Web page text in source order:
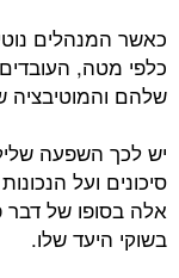
כאשר המנהלים
כלפי מטה,
שלהם
יש לכך השפעה
סיכונים ועל
אלה בסופו של דבר
בשוקי היעד שלו.